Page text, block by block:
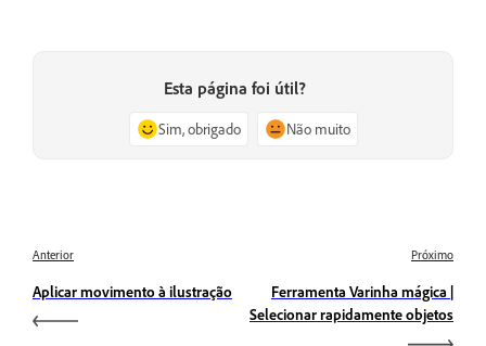
Esta página foi útil?
Sim, obrigado Não muito
Anterior
Aplicar movimento à ilustração
Próximo
Ferramenta Varinha mágica |
Selecionar rapidamente objetos